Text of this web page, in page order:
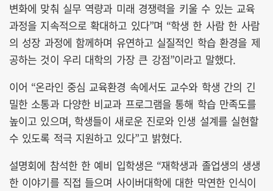
변화에 맞춰 실무 역량과 미래 경쟁력을 키울 수 있는 교육
과정을 지속적으로 확대하고 있다”며 “학생 한 사람 한 사람
의 성장 과정에 함께하며 유연하고 실질적인 학습 환경을 제
공하는 것이 우리 대학의 가장 큰 강점”이라고 말했다.
이어 “온라인 중심 교육환경 속에서도 교수와 학생 간의 긴
밀한 소통과 다양한 비교과 프로그램을 통해 학습 만족도를
높이고 있으며, 학생들이 새로운 진로와 인생 설계를 실현할
수 있도록 적극 지원하고 있다”고 밝혔다.
설명회에 참석한 한 예비 입학생은 “재학생과 졸업생의 생생
한 이야기를 직접 들으며 사이버대학에 대한 막연한 인식이